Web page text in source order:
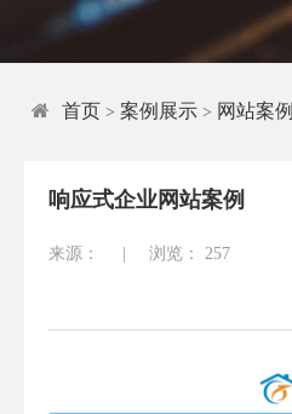
首页 > 案例展示> 网站案例
响应式企业网站案例
来源： | 浏览： 257